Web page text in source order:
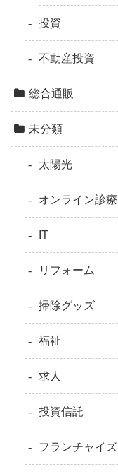
投資
不動産投資
総合通販
未分類
太陽光
オンライン診療
IT
リフォーム
掃除グッズ
福祉
求人
投資信託
フランチャイズ